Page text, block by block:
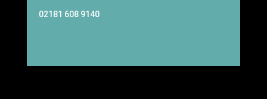
02181 608 9140